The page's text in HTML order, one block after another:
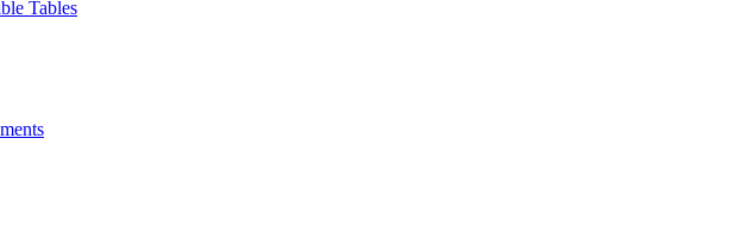
Tables